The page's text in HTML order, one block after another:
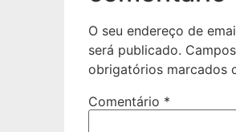
O seu endereço de
será publicado. Campos
obrigatórios marcados
Comentário *